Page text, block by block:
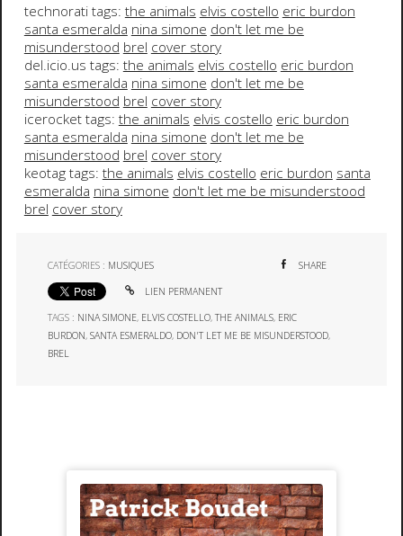
technorati tags: the animals elvis costello eric burdon
santa esmeralda nina simone don't let me be
misunderstood brel cover story
del.icio.us tags: the animals elvis costello eric burdon
santa esmeralda nina simone don't let me be
misunderstood brel cover story
icerocket tags: the animals elvis costello eric burdon
santa esmeralda nina simone don't let me be
misunderstood brel cover story
keotag tags: the animals elvis costello eric burdon santa
esmeralda nina simone don't let me be misunderstood
brel cover story
CATÉGORIES : MUSIQUES SHARE
LIEN PERMANENT
TAGS : NINA SIMONE, ELVIS COSTELLO,THE ANIMALS, ERIC
BURDON,SANTA ESMERALDO, DON'T LET ME BE MISUNDERSTOOD,
BREL